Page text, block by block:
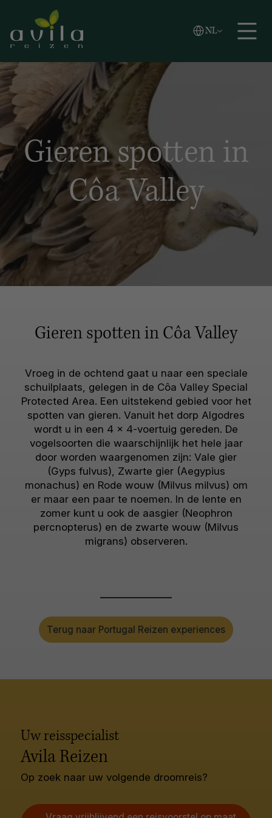
Zoeken
NL
Vlaams
English
Gieren spotten in
Côa Valley
Gieren spotten in Côa Valley
Vroeg in de ochtend gaat u naar een speciale
schuilplaats, gelegen in de Côa Valley Special
Protected Area. Een uitstekend gebied voor het
spotten van gieren. Vanuit het dorp Algodres
wordt u in een 4 × 4-voertuig gereden. De
vogelsoorten die waarschijnlijk het hele jaar
door worden waargenomen zijn: Vale gier
(Gyps fulvus), Zwarte gier (Aegypius
monachus) en Rode wouw (Milvus milvus) om
er maar een paar te noemen. In de lente en
zomer kunt u ook de aasgier (Neophron
percnopterus) en de zwarte wouw (Milvus
migrans) observeren.
Terug naar Portugal Reizen experiences
Uw reisspecialist
Avila Reizen
Op zoek naar uw volgende droomreis?